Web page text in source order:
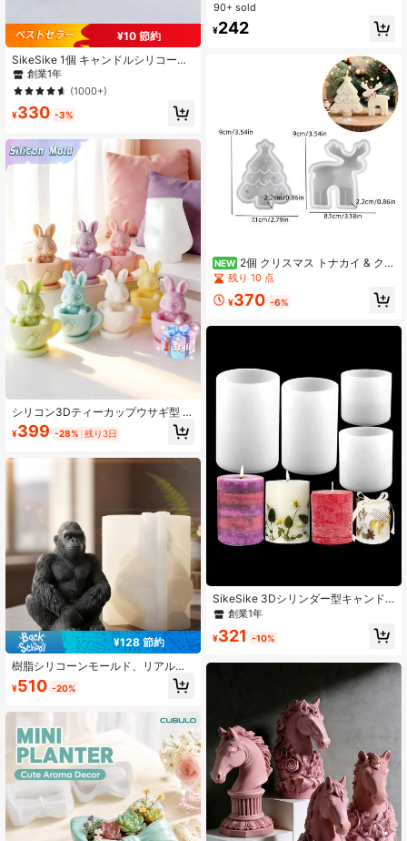
¥10 節約
SikeSike 1個 キャンドルシリコーン
モールド、創造的な白いエンジェル
型DIYシリコーンモールド、DIYを楽
しむ人向け
創業1年
(1000+)
¥330 -3%
シリコン3Dティーカップウサギ型 |
プラスター、エポキシ、キャンド
ル、石鹸に適しています | バレンタ
ーティーの装飾に最適、手作り好き
¥399 -28% 残り3日
¥128 節約
樹脂シリコーンモールド、リアルな
ゴリラシリコーンモールド、DIYホー
ムデコレーション フィギュアモール
ル、石膏、セメント、ポリマークレ
イなどに適しています、レジンキャ
ンドル作り、クラフト用品、3Dモー
ルド
¥510 -20%
リコンモールド、エポキシ樹脂、鋳
造、ワックス、石鹸、植物標本、昆
虫標本、DIYクレイプロセス、制作用
90+ sold
¥242
NEW 2個 クリスマス トナカイ & クリ
スマスツリー シリコンモールドセッ
ト、クリスマス装飾用石膏 & キャン
ドルモールド、クリスマスホリデー
作りに適しています、簡単リリース
残り 10 点
¥370 -6%
SikeSike 3Dシリンダー型キャンド
ルモールド 1個、ハンドメイドDIYシ
創業1年
¥321 -10%